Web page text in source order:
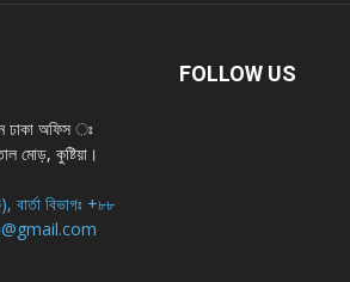
ঢাকা অফিস ঃ
মোড়, কুষ্টিয়া।
বার্তা বিভাগঃ +৮৮
FOLLOW US